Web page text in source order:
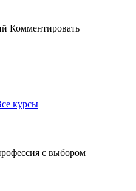
Комментировать
курсы
с выбором